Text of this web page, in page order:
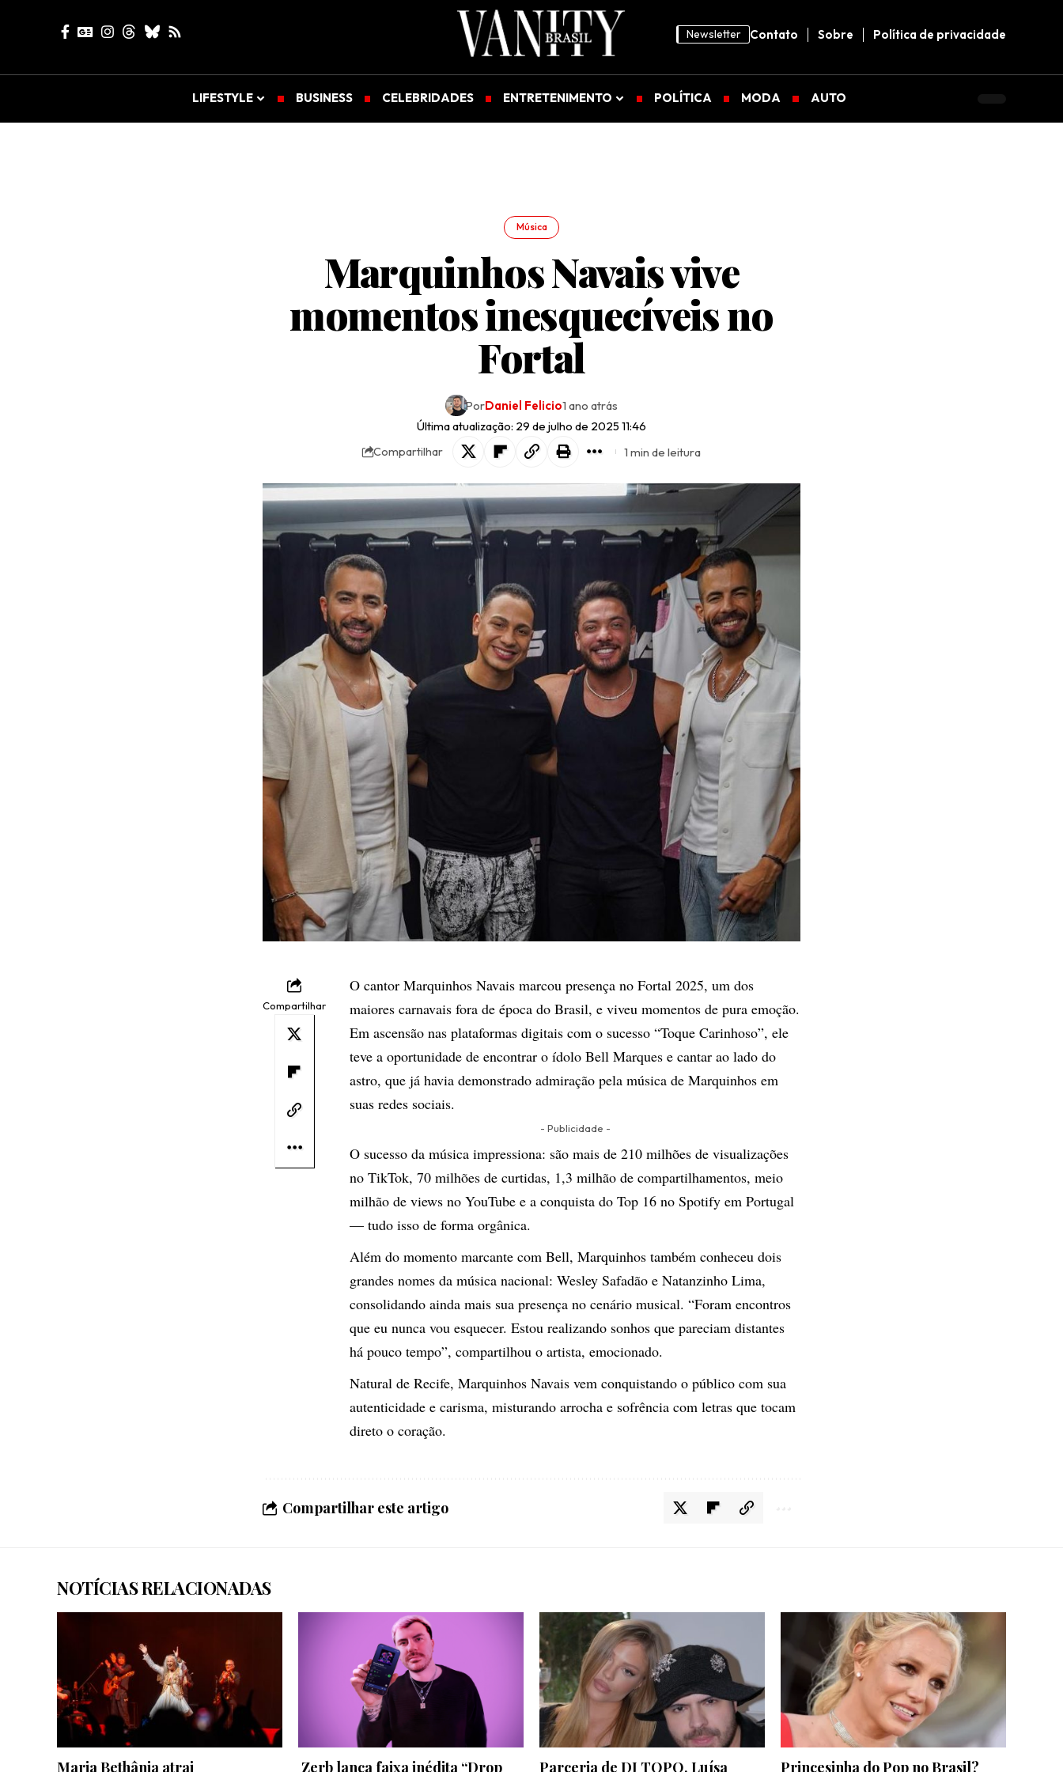
Newsletter Contato Sobre Política de privacidade
LIFESTYLE BUSINESS CELEBRIDADES ENTRETENIMENTO POLÍTICA MODA AUTO
Música
Marquinhos Navais vive
momentos inesquecíveis no
Fortal
Última atualização: 29 de julho de 2025 11:46
PorDaniel Felicio1 ano atrás
Compartilhar 1 min de leitura
Compartilhar
O cantor Marquinhos Navais marcou presença no Fortal 2025, um dos
maiores carnavais fora de época do Brasil, e viveu momentos de pura emoção.
Em ascensão nas plataformas digitais com o sucesso “Toque Carinhoso”, ele
teve a oportunidade de encontrar o ídolo Bell Marques e cantar ao lado do
astro, que já havia demonstrado admiração pela música de Marquinhos em
suas redes sociais.
- Publicidade -
O sucesso da música impressiona: são mais de 210 milhões de visualizações
no TikTok, 70 milhões de curtidas, 1,3 milhão de compartilhamentos, meio
milhão de views no YouTube e a conquista do Top 16 no Spotify em Portugal
— tudo isso de forma orgânica.
Além do momento marcante com Bell, Marquinhos também conheceu dois
grandes nomes da música nacional: Wesley Safadão e Natanzinho Lima,
consolidando ainda mais sua presença no cenário musical. “Foram encontros
que eu nunca vou esquecer. Estou realizando sonhos que pareciam distantes
há pouco tempo”, compartilhou o artista, emocionado.
Natural de Recife, Marquinhos Navais vem conquistando o público com sua
autenticidade e carisma, misturando arrocha e sofrência com letras que tocam
direto o coração.
Compartilhar este artigo
NOTÍCIAS RELACIONADAS
Maria Bethânia atrai Zerb lança faixa inédita “Drop Parceria de DJ TOPO, Luísa Princesinha do Pop no Brasil?